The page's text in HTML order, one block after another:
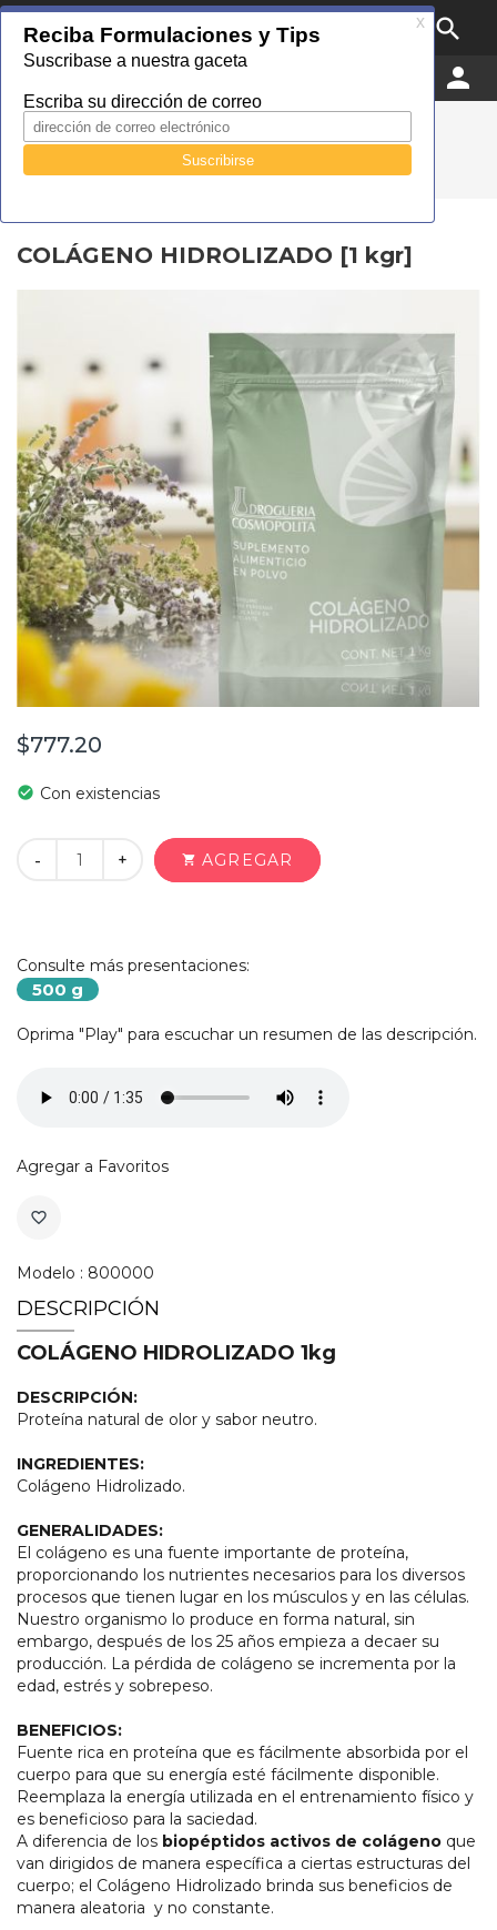

MENU 
Catálogo Alimenticio
Péptidos y Colágeno
Hidrolizado
COLÁGENO HIDROLIZADO [1 kgr]
COLÁGENO HIDROLIZADO [1 kgr]
COLÁGENO HIDROLIZADO [1 kgr]
$777.20
check_circle Con existencias
+
- shopping_cart AGREGAR
Consulte más presentaciones:
500 g
Oprima "Play" para escuchar un resumen de las descripción.
Agregar a Favoritos
favorite_border
Modelo : 800000
DESCRIPCIÓN
COLÁGENO HIDROLIZADO 1kg
DESCRIPCIÓN:
Proteína natural de olor y sabor neutro.
INGREDIENTES:
Colágeno Hidrolizado.
GENERALIDADES:
El colágeno es una fuente importante de proteína,
proporcionando los nutrientes necesarios para los diversos
procesos que tienen lugar en los músculos y en las células.
Nuestro organismo lo produce en forma natural, sin
embargo, después de los 25 años empieza a decaer su
producción. La pérdida de colágeno se incrementa por la
edad, estrés y sobrepeso.
BENEFICIOS:
Fuente rica en proteína que es fácilmente absorbida por el
cuerpo para que su energía esté fácilmente disponible.
Reemplaza la energía utilizada en el entrenamiento físico y
es beneficioso para la saciedad.
A diferencia de los biopéptidos activos de colágeno que
van dirigidos de manera específica a ciertas estructuras del
cuerpo; el Colágeno Hidrolizado brinda sus beneficios de
manera aleatoria y no constante.